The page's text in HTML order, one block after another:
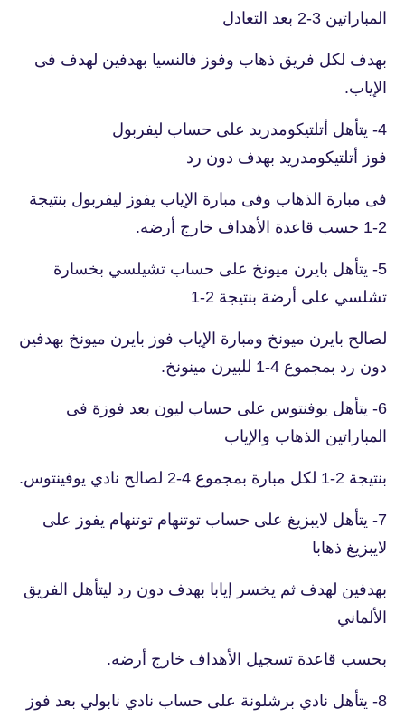
المباراتين 3-2 بعد التعادل
بهدف لكل فريق ذهاب وفوز فالنسيا بهدفين لهدف فى
الإياب.
4- يتأهل أتلتيكومدريد على حساب ليفربول
فوز أتلتيكومدريد بهدف دون رد
فى مبارة الذهاب وفى مبارة الإياب يفوز ليفربول بنتيجة
2-1 حسب قاعدة الأهداف خارج أرضه.
5- يتأهل بايرن ميونخ على حساب تشيلسي بخسارة
تشلسي على أرضة بنتيجة 2-1
لصالح بايرن ميونخ ومبارة الإياب فوز بايرن ميونخ بهدفين
دون رد بمجموع 4-1 للبيرن مينونخ.
6- يتأهل يوفنتوس على حساب ليون بعد فوزة فى
المباراتين الذهاب والإياب
بنتيجة 2-1 لكل مبارة بمجموع 4-2 لصالح نادي يوفينتوس.
7- يتأهل لايبزيغ على حساب توتنهام توتنهام يفوز على
لايبزيغ ذهابا
بهدفين لهدف ثم يخسر إيابا بهدف دون رد ليتأهل الفريق
الألماني
بحسب قاعدة تسجيل الأهداف خارج أرضه.
8- يتأهل نادي برشلونة على حساب نادي نابولي بعد فوز